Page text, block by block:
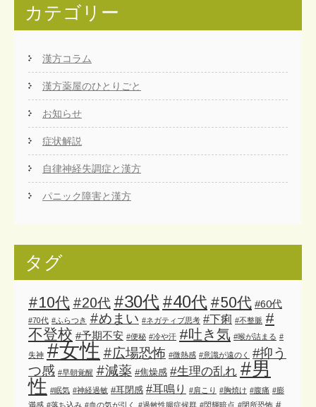
カテゴリー
漢方コラム
漢方薬屋のひとりごと
お知らせ
症状解説
自律神経失調症と漢方
パニック障害と漢方
タグ
#10代 #20代 #30代 #40代 #50代 #60代
#70代 #ふらつき #めまい #ネガティブ思考 #下痢 #不整脈 #
不登校 #予期不安 #便秘 #冷や汗 #吐き気 #喉が詰まる #
失神 #女性 #広場恐怖 #微熱感 #意識が遠のく
#抑う
つ感 #早朝覚醒 #減薬 #焦燥感 #生理の乱れ #男
性 #眠気 #神経過敏 #耳閉感 #耳鳴り #肩こり #胸焼け #腹痛 #膨
満感 #落ち込み #血の気が引く #過敏性腸症候群 #閃輝暗点 #閉所恐怖 #